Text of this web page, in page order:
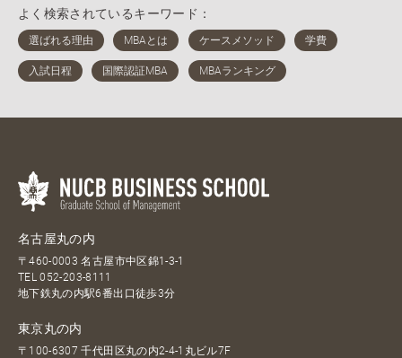
よく検索されているキーワード：
名古屋丸の内
〒460-0003 名古屋市中区錦1-3-1
TEL052-203-8111
地下鉄丸の内駅6番出口徒歩3分
東京丸の内
〒100-6307 千代田区丸の内2-4-1丸ビル7F